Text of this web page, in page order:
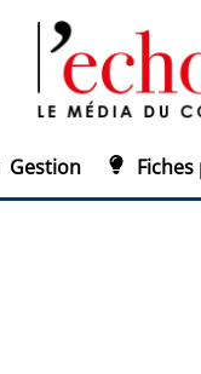
Gestion